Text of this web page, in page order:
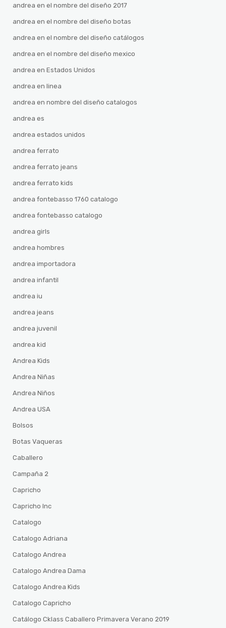
andrea en el nombre del diseño 2017
andrea en el nombre del diseño botas
andrea en el nombre del diseño catálogos
andrea en el nombre del diseño mexico
andrea en Estados Unidos
andrea en linea
andrea en nombre del diseño catalogos
andrea es
andrea estados unidos
andrea ferrato
andrea ferrato jeans
andrea ferrato kids
andrea fontebasso 1760 catalogo
andrea fontebasso catalogo
andrea girls
andrea hombres
andrea importadora
andrea infantil
andrea iu
andrea jeans
andrea juvenil
andrea kid
Andrea Kids
Andrea Niñas
Andrea Niños
Andrea USA
Bolsos
Botas Vaqueras
Caballero
Campaña 2
Capricho
Capricho Inc
Catalogo
Catalogo Adriana
Catalogo Andrea
Catalogo Andrea Dama
Catalogo Andrea Kids
Catalogo Capricho
Catálogo Cklass Caballero Primavera Verano 2019